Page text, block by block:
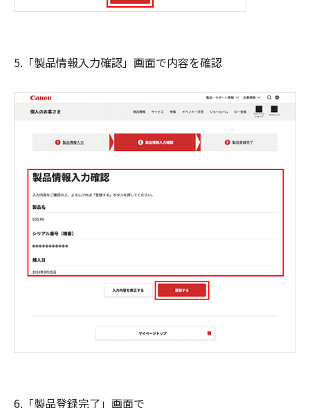
5.「製品情報入力確認」画面で内容を確認
6.「製品登録完了」画面で